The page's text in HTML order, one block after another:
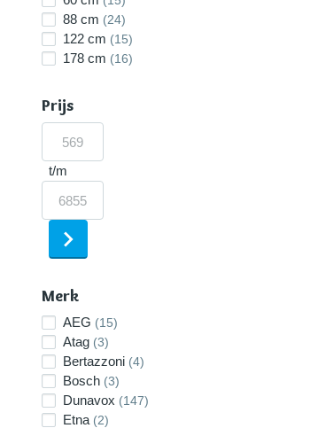
88 cm (24)
122 cm (15)
178 cm (16)
Prijs
t/m
Merk
AEG (15)
Atag (3)
Bertazzoni (4)
Bosch (3)
Dunavox (147)
Etna (2)